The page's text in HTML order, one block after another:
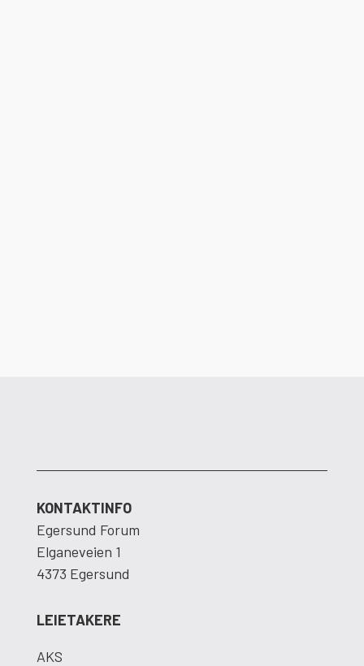
KONTAKTINFO
Egersund Forum
Elganeveien 1
4373 Egersund
LEIETAKERE
AKS